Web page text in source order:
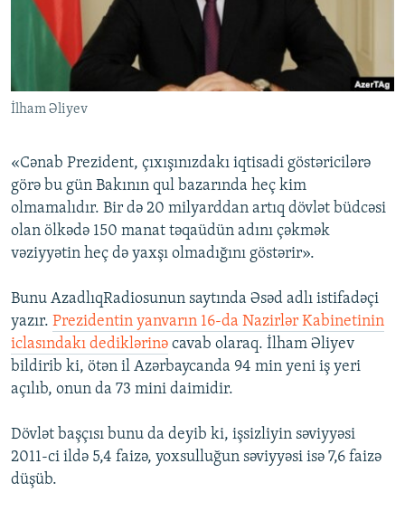
İNFOQRAFIKA
KARIKATURA
AZƏRBAYCAN ƏDƏBIYYATI KITABXANASI
İSLAM VƏ DEMOKRATIYA
İZ - MƏDƏNIYYƏT PROQRAMI
MISSIYAMIZ
PEŞƏ ETIKASI VƏ JURNALISTIKA STANDARTLARIMIZ
MATERIALLARIMIZDAN ISTIFADƏ
AZADLIQRADIOSU MOBIL TELEFONUNUZDA
XƏBƏR BÜLLETENLƏRIMIZ
BIZI IZLƏ
RFE/RL-in bütün saytları
İlham Əliyev
«Cənab Prezident, çıxışınızdakı iqtisadi göstəricilərə
görə bu gün Bakının qul bazarında heç kim
olmamalıdır. Bir də 20 milyarddan artıq dövlət büdcəsi
olan ölkədə 150 manat təqaüdün adını çəkmək
vəziyyətin heç də yaxşı olmadığını göstərir».
Bunu AzadlıqRadiosunun saytında Əsəd adlı istifadəçi
yazır. Prezidentin yanvarın 16-da Nazirlər Kabinetinin
iclasındakı dediklərinə cavab olaraq. İlham Əliyev
bildirib ki, ötən il Azərbaycanda 94 min yeni iş yeri
açılıb, onun da 73 mini daimidir.
Dövlət başçısı bunu da deyib ki, işsizliyin səviyyəsi
2011-ci ildə 5,4 faizə, yoxsulluğun səviyyəsi isə 7,6 faizə
düşüb.